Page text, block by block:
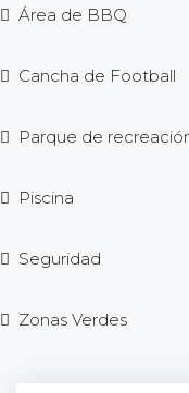
Área de BBQ
Cancha de Football
Parque de
Piscina
Seguridad
Zonas Verdes